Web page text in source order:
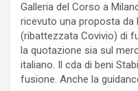
Galleria del Corso a
ricevuto una proposta da
(ribattezzata Covivio) di
la quotazione sia sul
italiano. Il cda di beni
fusione. Anche la